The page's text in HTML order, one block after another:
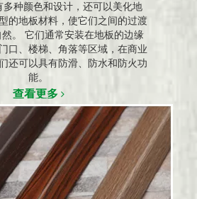
种颜色和设计，还可以美化地
的地板材料，使它们之间的过渡
。 它们通常安装在地板的边缘
口、楼梯、角落等区域，在商业
还可以具有防滑、防水和防火功
能。
查看更多